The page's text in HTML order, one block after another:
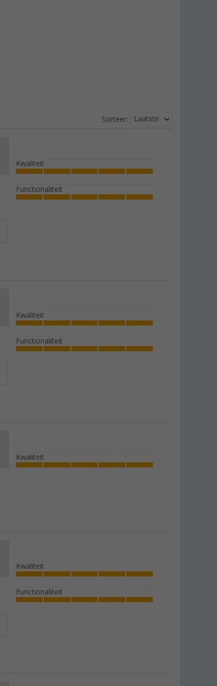
Sorteer: Laatste
Kwaliteit
Functionaliteit
Kwaliteit
Functionaliteit
Kwaliteit
Kwaliteit
Functionaliteit